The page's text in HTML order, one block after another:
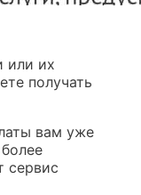
или их
получать
вам уже
сервис